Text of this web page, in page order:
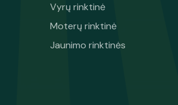
Vyrų rinktinė
Moterų rinktinė
Jaunimo rinktinės